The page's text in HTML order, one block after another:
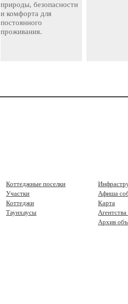
природы, безопасности
и комфорта для
постоянного
проживания.
Коттеджные поселки
Участки
Коттеджи
Таунхаусы
Афиша
Карта
Архив